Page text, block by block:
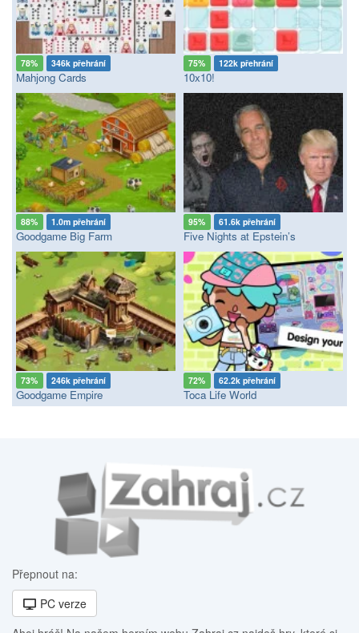
78% 346k přehrání
Mahjong Cards
75% 122k přehrání
10x10!
88% 1.0m přehrání
Goodgame Big Farm
95% 61.6k přehrání
Five Nights at Epstein’s
73% 246k přehrání
Goodgame Empire
72% 62.2k přehrání
Toca Life World
Přepnout na:
PC verze